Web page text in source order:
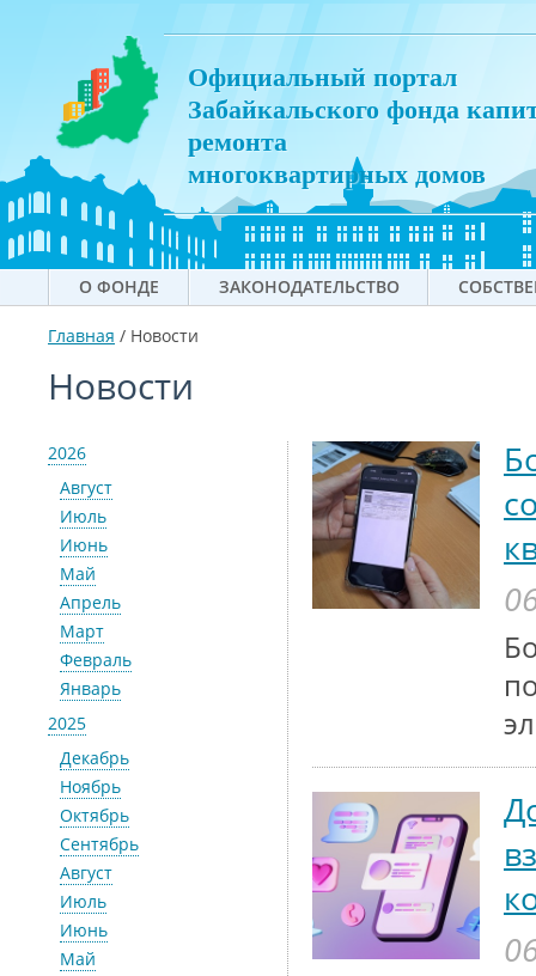
Официальный портал
Забайкальского фонда
ремонта
многоквартирных домов
О ФОНДЕ ЗАКОНОДАТЕЛЬСТВО
Главная / Новости
Новости
2026
Август
Июль
Июнь
Май
Апрель
Март
Февраль
Январь
2025
Декабрь
Ноябрь
Октябрь
Сентябрь
Август
Июль
Июнь
Май